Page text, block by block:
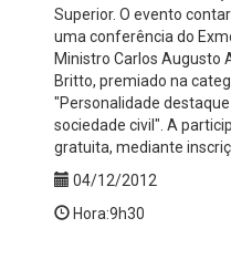
Superior. O evento
uma conferência do
Ministro Carlos Augusto
Britto, premiado na
"Personalidade
sociedade civil". A
gratuita, mediante
04/12/2012
Hora:9h30